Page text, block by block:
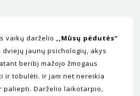
vaikų darželio
,,Mūsų pėdutės“
dviejų jaunų psichologių, akys
beribį mažojo žmogaus
ir tobulėti. Ir jam net nereikia
Darželio laikotarpio,